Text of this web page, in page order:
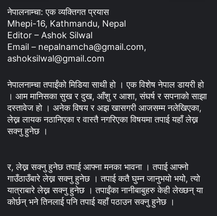
नेपालनाम्चा: एक व्यक्तिगत प्रयास
Mhepi-16, Kathmandu, Nepal
Editor – Ashok Silwal
Email – nepalnamcha@gmail.com,
ashoksilwal@gmail.com
नेपालनाम्चा तपाईंको मिडिया साथी हो । एक विशेष नेपाल डायरी हो
। आम मानिसका सुख र दुख, आँशु र आशा, संघर्ष र सपनाको साझा
दस्तावेज हो । अनेक विषय र अझ खासगरी आजसम्म नलेखिएका,
लेख्न लायक नठानिएका र वास्तै नगरिएका विषयमा तपाई यहाँ लेख्न
सक्नु हुनेछ ।
र, लेख्न सक्नु हुनेछ तपाई आफ्ना मनका भावना । तपाई आफ्नो
गाउँठाउँबारे लेख्न सक्नु हुनेछ । तपाई कतै घुम्न जानुभयो भयो, त्यो
यात्राबारे लेख्न सक्नु हुनेछ । तपाईंका नानीबाबुहरु केही लेख्छन् या
कोर्छन् भने तिनलाई पनि तपाई यहाँ पठाउन सक्नु हुनेछ ।